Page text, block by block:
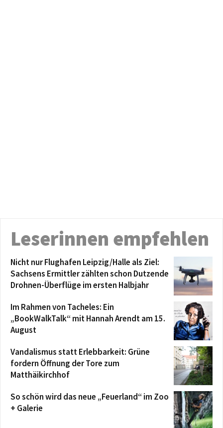
Leserinnen empfehlen
Nicht nur Flughafen Leipzig/Halle als Ziel:
Sachsens Ermittler zählten schon Dutzende
Drohnen-Überflüge im ersten Halbjahr
Im Rahmen von Tacheles: Ein
„BookWalkTalk“ mit Hannah Arendt am 15.
August
Vandalismus statt Erlebbarkeit: Grüne
fordern Öffnung der Tore zum
Matthäikirchhof
So schön wird das neue „Feuerland“ im Zoo
+ Galerie